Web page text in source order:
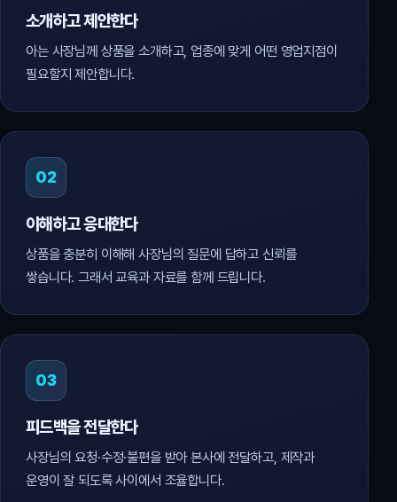
소개하고 제안한다
아는 사장님께 상품을 소개하고, 업종에 맞게 어떤 영업지점이
필요할지 제안합니다.
02
이해하고 응대한다
상품을 충분히 이해해 사장님의 질문에 답하고 신뢰를
쌓습니다. 그래서 교육과 자료를 함께 드립니다.
03
피드백을 전달한다
사장님의 요청·수정·불편을 받아 본사에 전달하고, 제작과
운영이 잘 되도록 사이에서 조율합니다.